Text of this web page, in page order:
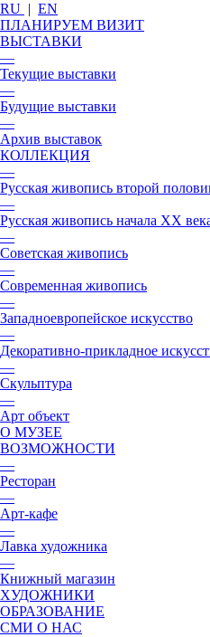
RU | EN
ПЛАНИРУЕМ ВИЗИТ
ВЫСТАВКИ
—
Текущие выставки
—
Будущие выставки
—
Архив выставок
КОЛЛЕКЦИЯ
—
Русская живопись второй
—
Русская живопись начала XX
—
Советская живопись
—
Современная живопись
—
Западноевропейское искусство
—
Декоративно-прикладное
—
Скульптура
—
Арт объект
О МУЗЕЕ
ВОЗМОЖНОСТИ
—
Ресторан
—
Арт-кафе
—
Лавка художника
—
Книжный магазин
ХУДОЖНИКИ
ОБРАЗОВАНИЕ
СМИ О НАС